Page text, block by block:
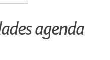
agenda